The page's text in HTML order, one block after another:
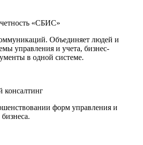
«СБИС»
Объединяет людей и
управления и учета, бизнес-
в одной системе.
консалтинг
форм управления и